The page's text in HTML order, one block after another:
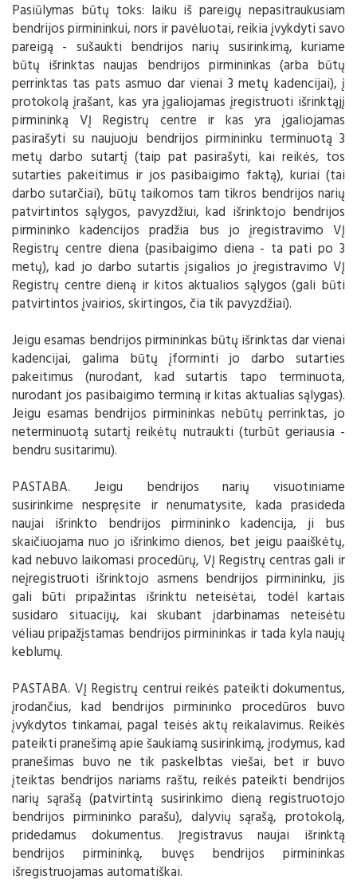
Pasiūlymas būtų toks: laiku iš pareigų nepasitraukusiam
bendrijos pirmininkui, nors ir pavėluotai, reikia įvykdyti savo
pareigą - sušaukti bendrijos narių susirinkimą, kuriame
būtų išrinktas naujas bendrijos pirmininkas (arba būtų
perrinktas tas pats asmuo dar vienai 3 metų kadencijai), į
protokolą įrašant, kas yra įgaliojamas įregistruoti išrinktąjį
pirmininką VĮ Registrų centre ir kas yra įgaliojamas
pasirašyti su naujuoju bendrijos pirmininku terminuotą 3
metų darbo sutartį (taip pat pasirašyti, kai reikės, tos
sutarties pakeitimus ir jos pasibaigimo faktą), kuriai (tai
darbo sutarčiai), būtų taikomos tam tikros bendrijos narių
patvirtintos sąlygos, pavyzdžiui, kad išrinktojo bendrijos
pirmininko kadencijos pradžia bus jo įregistravimo VĮ
Registrų centre diena (pasibaigimo diena - ta pati po 3
metų), kad jo darbo sutartis įsigalios jo įregistravimo VĮ
Registrų centre dieną ir kitos aktualios sąlygos (gali būti
patvirtintos įvairios, skirtingos, čia tik pavyzdžiai).
Jeigu esamas bendrijos pirmininkas būtų išrinktas dar vienai
kadencijai, galima būtų įforminti jo darbo sutarties
pakeitimus (nurodant, kad sutartis tapo terminuota,
nurodant jos pasibaigimo terminą ir kitas aktualias sąlygas).
Jeigu esamas bendrijos pirmininkas nebūtų perrinktas, jo
neterminuotą sutartį reikėtų nutraukti (turbūt geriausia -
bendru susitarimu).
PASTABA. Jeigu bendrijos narių visuotiniame
susirinkime nespręsite ir nenumatysite, kada prasideda
naujai išrinkto bendrijos pirmininko kadencija, ji bus
skaičiuojama nuo jo išrinkimo dienos, bet jeigu paaiškėtų,
kad nebuvo laikomasi procedūrų, VĮ Registrų centras gali ir
neįregistruoti išrinktojo asmens bendrijos pirmininku, jis
gali būti pripažintas išrinktu neteisėtai, todėl kartais
susidaro situacijų, kai skubant įdarbinamas neteisėtu
vėliau pripažįstamas bendrijos pirmininkas ir tada kyla naujų
keblumų.
PASTABA. VĮ Registrų centrui reikės pateikti dokumentus,
įrodančius, kad bendrijos pirmininko procedūros buvo
įvykdytos tinkamai, pagal teisės aktų reikalavimus. Reikės
pateikti pranešimą apie šaukiamą susirinkimą, įrodymus, kad
pranešimas buvo ne tik paskelbtas viešai, bet ir buvo
įteiktas bendrijos nariams raštu, reikės pateikti bendrijos
narių sąrašą (patvirtintą susirinkimo dieną registruotojo
bendrijos pirmininko parašu), dalyvių sąrašą, protokolą,
pridedamus dokumentus. Įregistravus naujai išrinktą
bendrijos pirmininką, buvęs bendrijos pirmininkas
išregistruojamas automatiškai.